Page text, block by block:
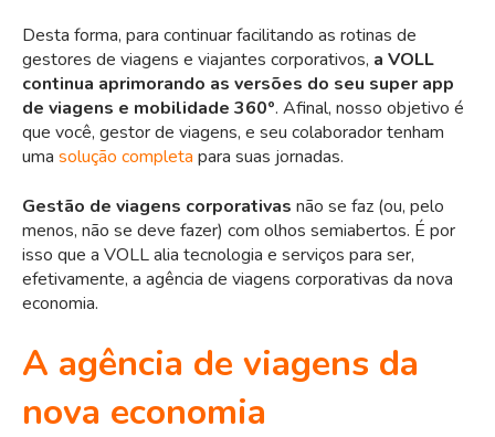
Desta forma, para continuar facilitando as rotinas de
gestores de viagens e viajantes corporativos, a VOLL
continua aprimorando as versões do seu super app
de viagens e mobilidade 360º. Afinal, nosso objetivo é
que você, gestor de viagens, e seu colaborador tenham
uma solução completa para suas jornadas.
Gestão de viagens corporativas não se faz (ou, pelo
menos, não se deve fazer) com olhos semiabertos. É por
isso que a VOLL alia tecnologia e serviços para ser,
efetivamente, a agência de viagens corporativas da nova
economia.
A agência de viagens da
nova economia